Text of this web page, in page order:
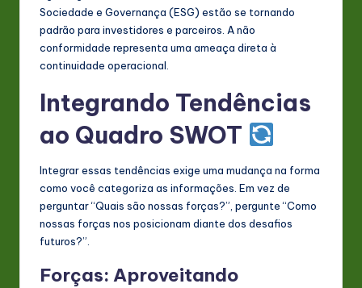
Sociedade e Governança (ESG) estão se tornando
padrão para investidores e parceiros. A não
conformidade representa uma ameaça direta à
continuidade operacional.
Integrando Tendências
ao Quadro SWOT
Integrar essas tendências exige uma mudança na forma
como você categoriza as informações. Em vez de
perguntar “Quais são nossas forças?”, pergunte “Como
nossas forças nos posicionam diante dos desafios
futuros?”.
Forças: Aproveitando